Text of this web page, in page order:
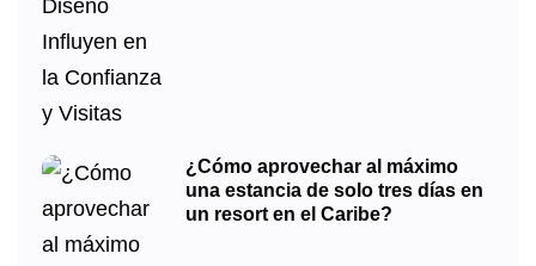
¿Cómo aprovechar al máximo
una estancia de solo tres días en
un resort en el Caribe?